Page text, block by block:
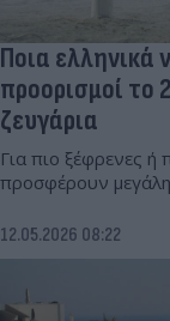
Ποια ελληνικά
προορισμοί το
ζευγάρια
Για πιο ξέφρενες ή
προσφέρουν
12.05.2026 08:22